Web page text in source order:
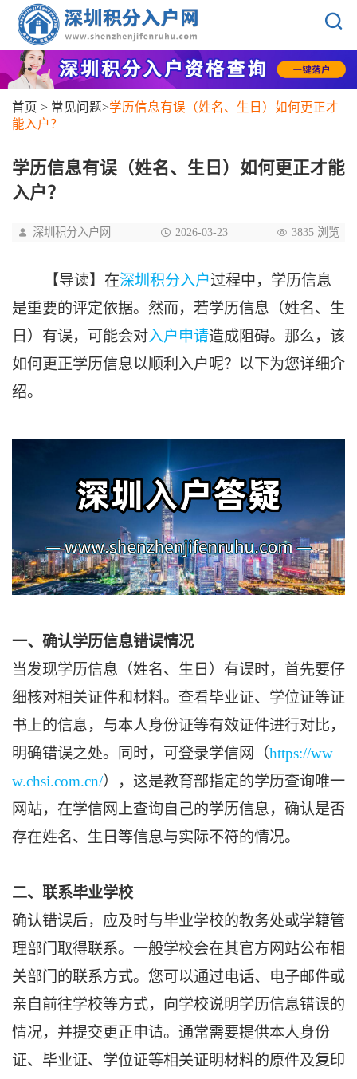
首页 > 常见问题>学历信息有误（姓名、生日）如何更正才
能入户？
学历信息有误（姓名、生日）如何更正才能
入户？
深圳积分入户网 2026-03-23 3835 浏览
【导读】在深圳积分入户过程中，学历信息
是重要的评定依据。然而，若学历信息（姓名、生
日）有误，可能会对入户申请造成阻碍。那么，该
如何更正学历信息以顺利入户呢？以下为您详细介
绍。
一、确认学历信息错误情况
当发现学历信息（姓名、生日）有误时，首先要仔
细核对相关证件和材料。查看毕业证、学位证等证
书上的信息，与本人身份证等有效证件进行对比，
明确错误之处。同时，可登录学信网（https://ww
w.chsi.com.cn/），这是教育部指定的学历查询唯一
网站，在学信网上查询自己的学历信息，确认是否
存在姓名、生日等信息与实际不符的情况。
二、联系毕业学校
确认错误后，应及时与毕业学校的教务处或学籍管
理部门取得联系。一般学校会在其官方网站公布相
关部门的联系方式。您可以通过电话、电子邮件或
亲自前往学校等方式，向学校说明学历信息错误的
情况，并提交更正申请。通常需要提供本人身份
证、毕业证、学位证等相关证明材料的原件及复印